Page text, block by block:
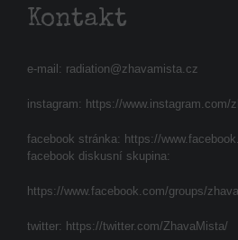
Kontakt
e-mail: radiation@zhavamista.cz
instagram: https://www.instagram.com/
facebook stránka: https://
facebook diskusní skupina:
https://www.facebook.com/groups/
twitter: https://twitter.com/ZhavaMista/